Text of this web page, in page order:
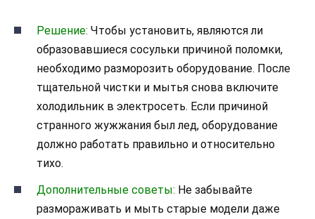
Решение: Чтобы установить, являются ли
образовавшиеся сосульки причиной поломки,
необходимо разморозить оборудование. После
тщательной чистки и мытья снова включите
холодильник в электросеть. Если причиной
странного жужжания был лед, оборудование
должно работать правильно и относительно
тихо.
Дополнительные советы: Не забывайте
размораживать и мыть старые модели даже